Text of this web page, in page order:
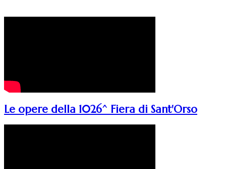
Le opere della 1026^ Fiera di Sant'Orso